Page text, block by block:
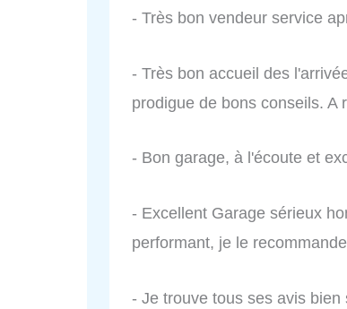
- Très bon vendeur service
- Très bon accueil des
prodigue de bons conseils. A
- Bon garage, à l'écoute et
- Excellent Garage sérieux
performant, je le
- Je trouve tous ses avis